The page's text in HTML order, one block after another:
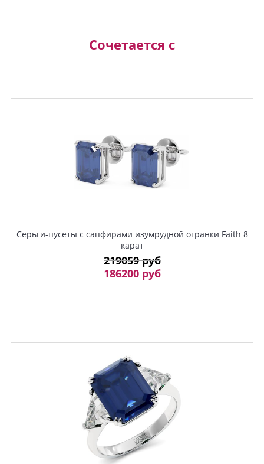
Сочетается с
Серьги-пусеты с сапфирами изумрудной огранки Faith 8
карат
219059 руб
186200 руб